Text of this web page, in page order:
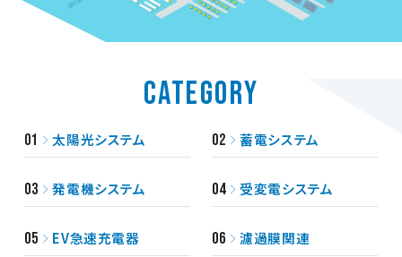
CATEGORY
01 太陽光システム 02 蓄電システム
03 発電機システム 04 受変電システム
05 EV急速充電器 06 濾過膜関連